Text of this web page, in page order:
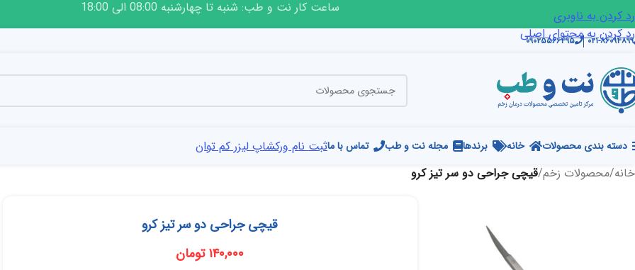
رد کردن به ناوبری
رد کردن به محتوای اصلی
ساعت کار نت و طب: شنبه تا چهارشنبه 08:00 الی 18:00
۰۲۱-۸۶۰۹۴۸۹۹ ۰۹۰۲۵۵۶۶۴۹۵
دسته بندی محصولات خانه برندها مجله نت و طب تماس با ماثبت نام ورکشاپ لیزر کم توان
خانه/محصولات زخم/قیچی جراحی دو سر تیز کرو
قیچی جراحی دو سر تیز کرو
۱۴۰,۰۰۰ تومان